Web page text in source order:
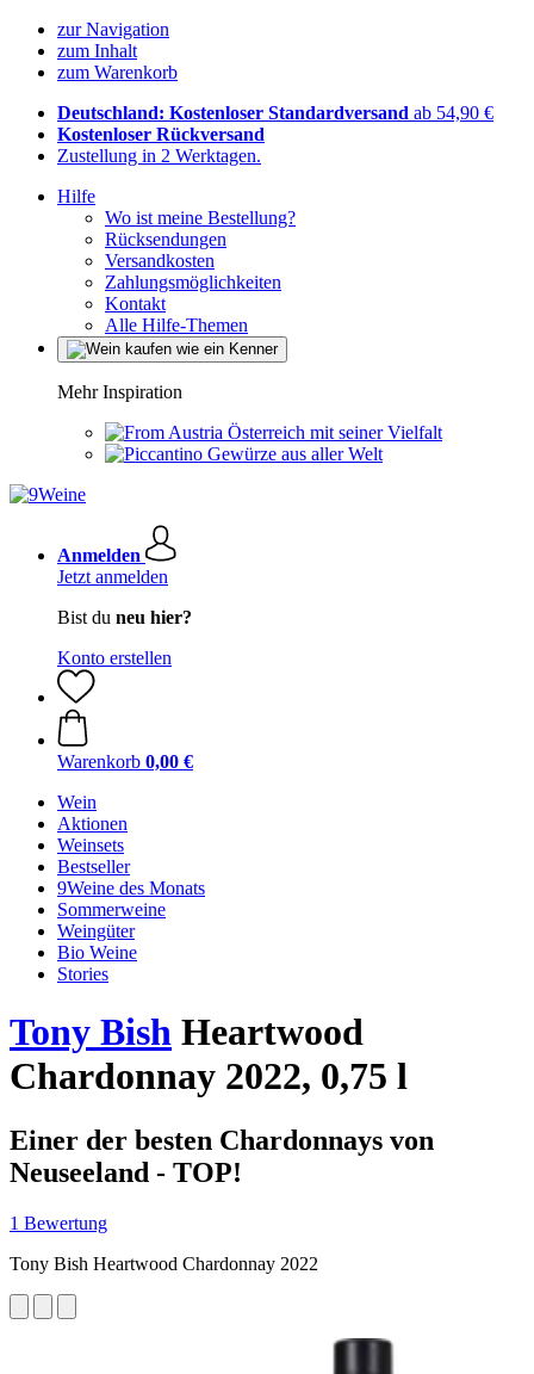
zur Navigation
zum Inhalt
zum Warenkorb
Deutschland: Kostenloser Standardversand ab 54,90 €
Kostenloser Rückversand
Zustellung in 2 Werktagen.
Hilfe
Wo ist meine Bestellung?
Rücksendungen
Versandkosten
Zahlungsmöglichkeiten
Kontakt
Alle Hilfe-Themen
Mehr Inspiration
Österreich mit seiner Vielfalt
Gewürze aus aller Welt
Anmelden
Jetzt anmelden
Bist du neu hier?
Konto erstellen
Warenkorb 0,00 €
Wein
Aktionen
Weinsets
Bestseller
9Weine des Monats
Sommerweine
Weingüter
Bio Weine
Stories
Tony Bish Heartwood
Chardonnay 2022, 0,75 l
Einer der besten Chardonnays von
Neuseeland - TOP!
1 Bewertung
Tony Bish Heartwood Chardonnay 2022